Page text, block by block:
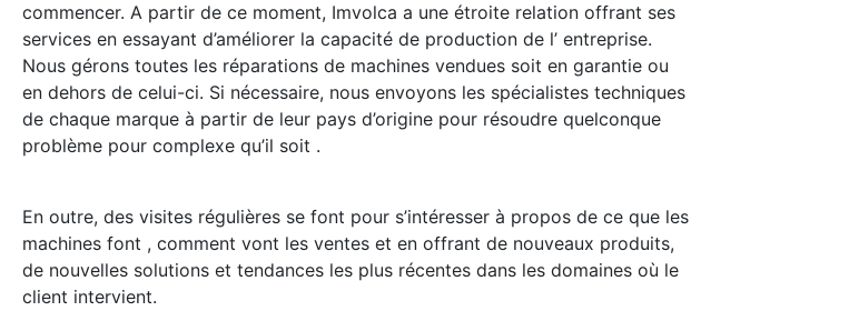
commencer. A partir de ce moment, Imvolca a une étroite relation offrant ses
services en essayant d’améliorer la capacité de production de l’ entreprise.
Nous gérons toutes les réparations de machines vendues soit en garantie ou
en dehors de celui-ci. Si nécessaire, nous envoyons les spécialistes techniques
de chaque marque à partir de leur pays d’origine pour résoudre quelconque
problème pour complexe qu’il soit .
En outre, des visites régulières se font pour s’intéresser à propos de ce que les
machines font , comment vont les ventes et en offrant de nouveaux produits,
de nouvelles solutions et tendances les plus récentes dans les domaines où le
client intervient.